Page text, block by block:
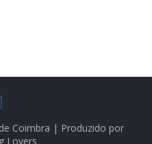
Coimbra | Produzido por
Lovers